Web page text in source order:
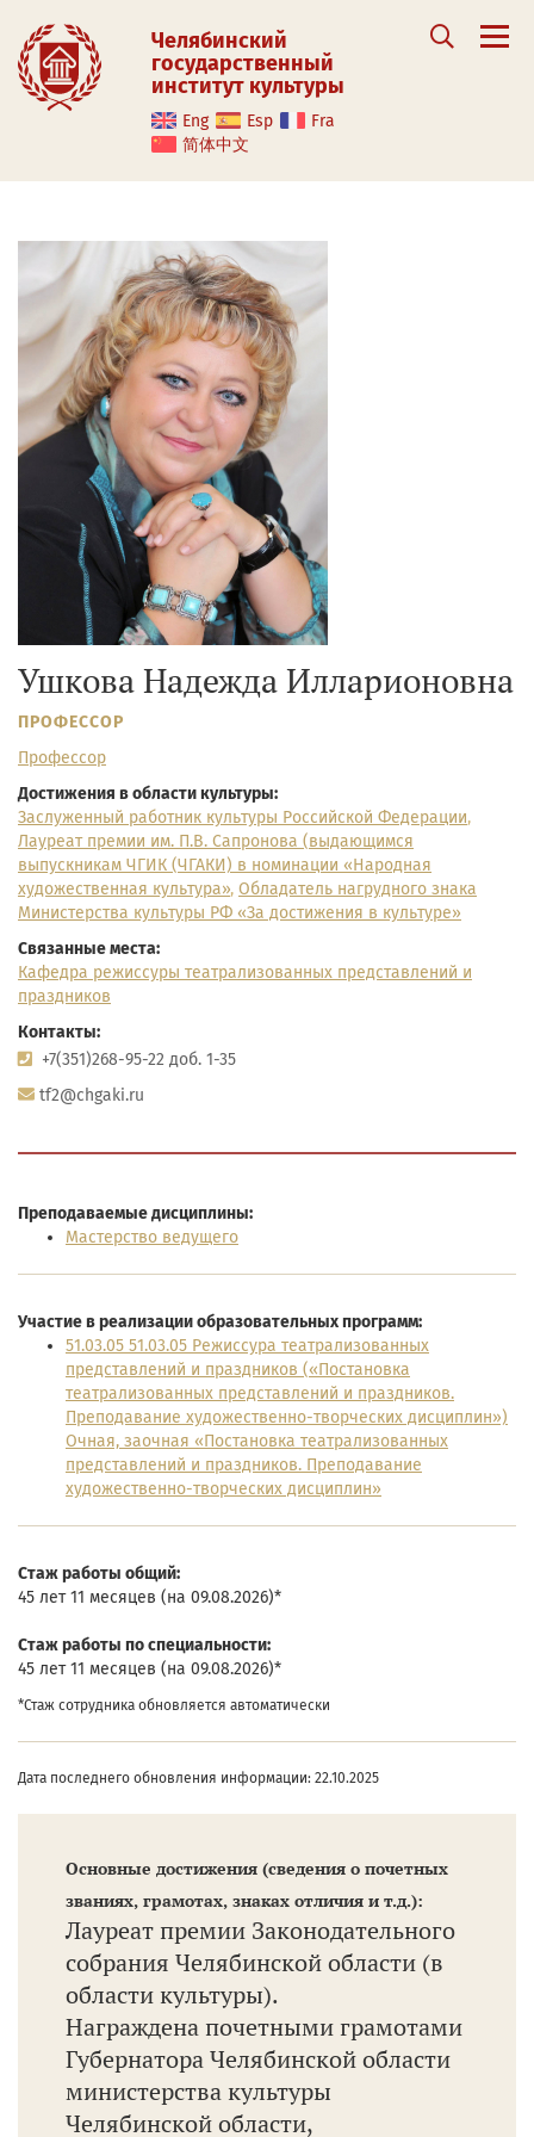
Челябинский
государственный
институт культуры
Eng Esp
Fra
简体中文
Ушкова Надежда Илларионовна
ПРОФЕССОР
Профессор
Достижения в области культуры:
Заслуженный работник культуры Российской Федерации,
Лауреат премии им. П.В. Сапронова (выдающимся
выпускникам ЧГИК (ЧГАКИ) в номинации «Народная
художественная культура», Обладатель нагрудного знака
Министерства культуры РФ «За достижения в культуре»
Связанные места:
Кафедра режиссуры театрализованных представлений и
праздников
Контакты:
+7(351)268-95-22 доб. 1-35
tf2@chgaki.ru
Преподаваемые дисциплины:
Мастерство ведущего
Участие в реализации образовательных программ:
51.03.05 51.03.05 Режиссура театрализованных
представлений и праздников («Постановка
театрализованных представлений и праздников.
Преподавание художественно-творческих дисциплин»)
Очная, заочная «Постановка театрализованных
представлений и праздников. Преподавание
художественно-творческих дисциплин»
Cтаж работы общий:
45 лет 11 месяцев (на 09.08.2026)*
Cтаж работы по специальности:
45 лет 11 месяцев (на 09.08.2026)*
*Стаж сотрудника обновляется автоматически
Дата последнего обновления информации: 22.10.2025
Основные достижения (сведения о почетных
званиях, грамотах, знаках отличия и т.д.):
Лауреат премии Законодательного
собрания Челябинской области (в
области культуры).
Награждена почетными грамотами
Губернатора Челябинской области
министерства культуры
Челябинской области,